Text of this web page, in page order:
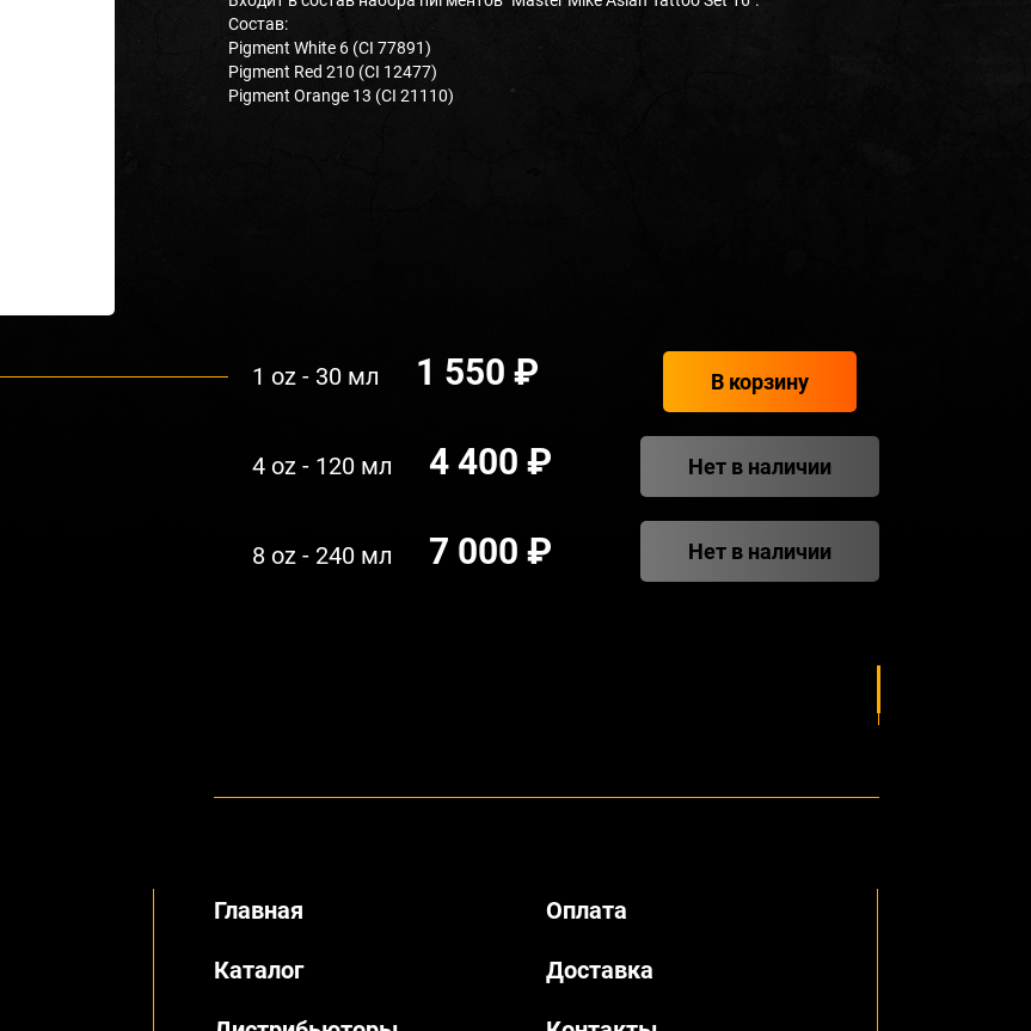
Состав:
Pigment White 6 (CI 77891)
Pigment Red 210 (CI 12477)
Pigment Orange 13 (CI 21110)
1 oz - 30 мл 1 550 ₽
4 oz - 120 мл 4 400 ₽
8 oz - 240 мл 7 000 ₽
В корзину
Нет в наличии
Нет в наличии
Главная
Каталог
Оплата
Доставка